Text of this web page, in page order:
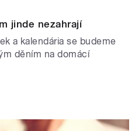
jinde nezahrají
a kalendária se budeme
děním na domácí